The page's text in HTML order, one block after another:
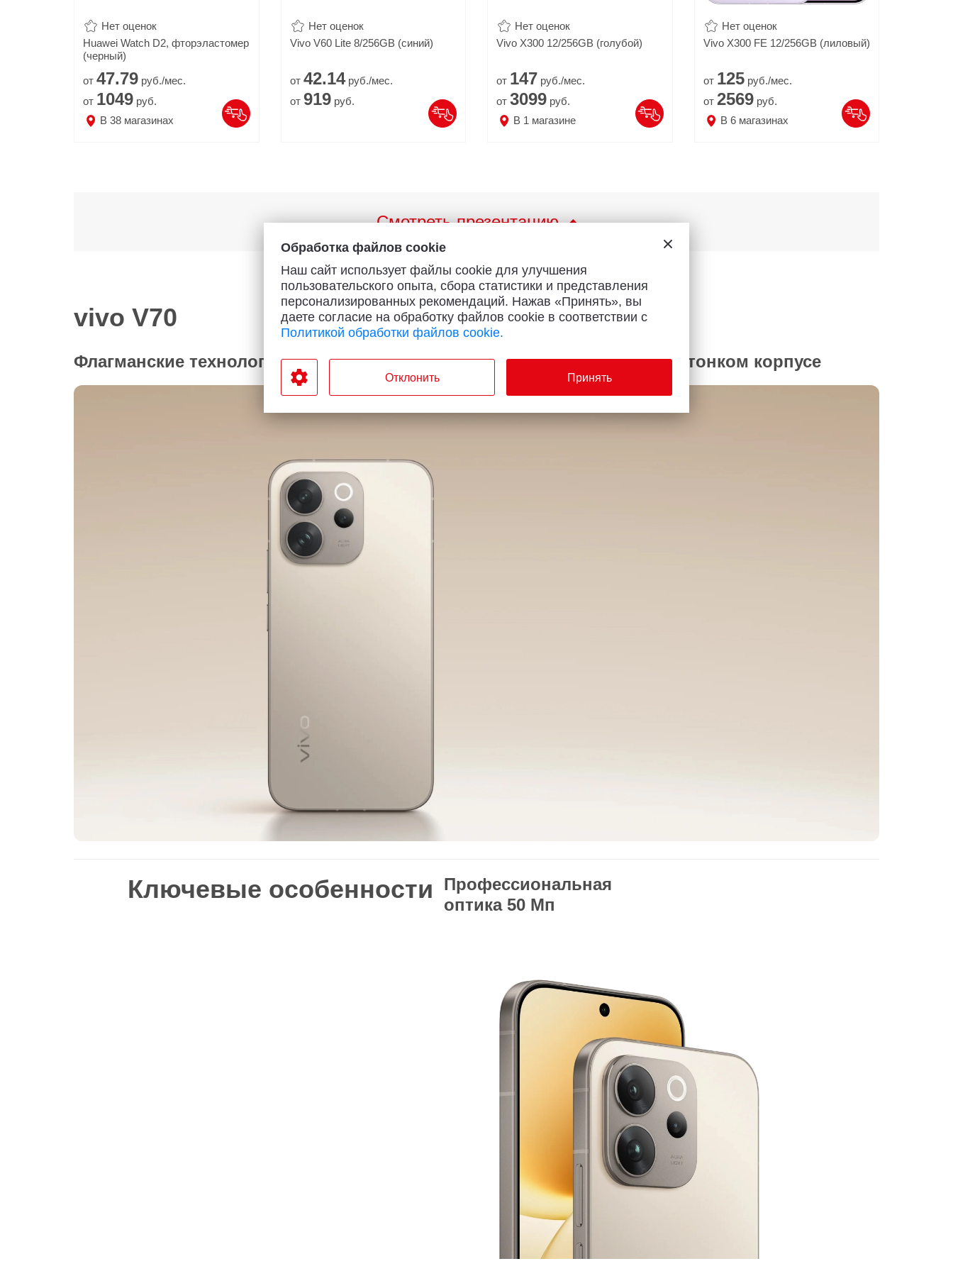
Нет оценок
Huawei Watch D2, фторэластомер
(черный)
от 47.79 руб./мес.
от 1049 руб.
В 38 магазинах
Нет оценок
Vivo V60 Lite 8/256GB (синий)
от 42.14руб./мес.
от 919руб.
Нет оценок
Vivo X300 12/256GB (голубой)
от 147 руб./мес.
от 3099 руб.
В 1 магазине
Нет оценок
Vivo X300 FE 12/256GB (лиловый)
от 125руб./мес.
от 2569руб.
В 6магазинах
Смотреть презентацию
vivo V70
Флагманские технологии съемки и безупречная автономность в ультратонком корпусе
Ключевые особенности
Профессиональная
оптика 50 Мп
Обработка файлов cookie
Наш сайт использует файлы cookie для улучшения
пользовательского опыта, сбора статистики и представления
персонализированных рекомендаций. Нажав «Принять», вы
даете согласие на обработку файлов cookie в соответствии с
Политикой обработки файлов cookie.
Отклонить Принять